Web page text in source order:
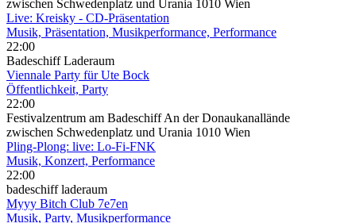
zwischen Schwedenplatz und Urania 1010 Wien
Live: Kreisky - CD-Präsentation
Musik, Präsentation, Musikperformance, Performance
22:00
Badeschiff Laderaum
Viennale Party für Ute Bock
Öffentlichkeit, Party
22:00
Festivalzentrum am Badeschiff An der Donaukanallände
zwischen Schwedenplatz und Urania 1010 Wien
Pling-Plong: live: Lo-Fi-FNK
Musik, Konzert, Performance
22:00
badeschiff laderaum
Myyy Bitch Club 7e7en
Musik, Party, Musikperformance